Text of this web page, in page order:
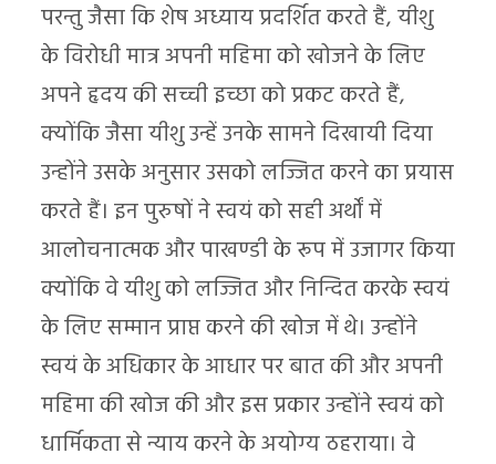
परन्तु जैसा कि शेष अध्याय प्रदर्शित करते हैं, यीशु
के विरोधी मात्र अपनी महिमा को खोजने के लिए
अपने हृदय की सच्ची इच्छा को प्रकट करते हैं,
क्योंकि जैसा यीशु उन्हें उनके सामने दिखायी दिया
उन्होंने उसके अनुसार उसको लज्जित करने का प्रयास
करते हैं। इन पुरुषों ने स्वयं को सही अर्थों में
आलोचनात्मक और पाखण्डी के रूप में उजागर किया
क्योंकि वे यीशु को लज्जित और निन्दित करके स्वयं
के लिए सम्मान प्राप्त करने की खोज में थे। उन्होंने
स्वयं के अधिकार के आधार पर बात की और अपनी
महिमा की खोज की और इस प्रकार उन्होंने स्वयं को
धार्मिकता से न्याय करने के अयोग्य ठहराया। वे